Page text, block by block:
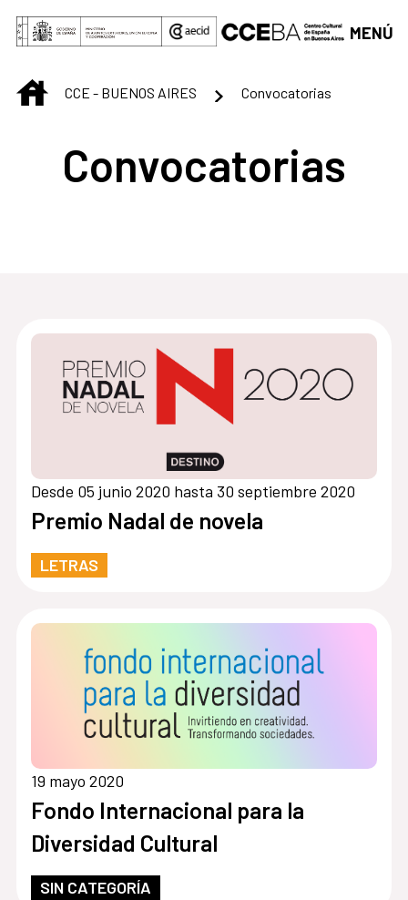
Saltar al contenido principal
MENÚ
INICIOCCE - BUENOS AIRES Convocatorias
Convocatorias
Desde 05 junio 2020 hasta 30 septiembre 2020
Premio Nadal de novela
LETRAS
19 mayo 2020
Fondo Internacional para la
Diversidad Cultural
SIN CATEGORÍA